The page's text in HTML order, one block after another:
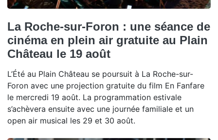
La Roche-sur-Foron : une séance de
cinéma en plein air gratuite au Plain
Château le 19 août
L’Été au Plain Château se poursuit à La Roche-sur-
Foron avec une projection gratuite du film En Fanfare
le mercredi 19 août. La programmation estivale
s’achèvera ensuite avec une journée familiale et un
open air musical les 29 et 30 août.